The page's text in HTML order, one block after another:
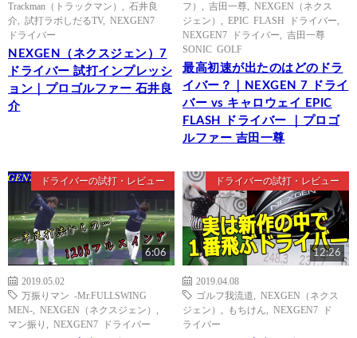
Trackman（トラックマン）
石井良
介
試打ラボしだるTV, NEXGEN7
ドライバー
NEXGEN（ネクスジェン）7
ドライバー 試打インプレッシ
ョン｜プロゴルファー 石井良
介
フ）
吉田一尊
NEXGEN（ネクス
ジェン）
EPIC FLASH ドライバー
NEXGEN7 ドライバー
吉田一尊
SONIC GOLF
最高初速が出たのはどのドラ
イバー？｜NEXGEN 7 ドライ
バー vs キャロウェイ EPIC
FLASH ドライバー ｜プロゴ
ルファー 吉田一尊
ドライバーの試打・レビュー
6:06
2019.05.02
万振りマン -Mr.FULLSWING
MEN-
NEXGEN（ネクスジェン）
マン振り
NEXGEN7 ドライバー
ドライバーの試打・レビュー
12:26
2019.04.08
ゴルフ我流道
NEXGEN（ネクス
ジェン）
もちけん
NEXGEN7 ド
ライバー